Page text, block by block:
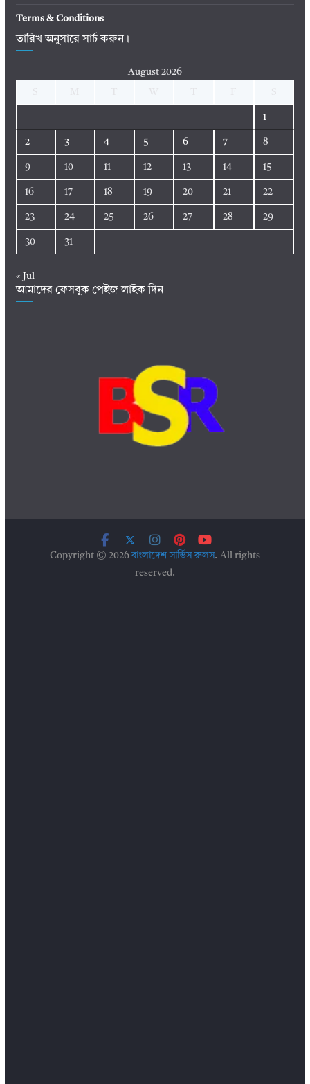
Terms & Conditions
তারিখ অনুসারে সার্চ করুন।
August 2026
1
2 3 4 5 6 7 8
9 10 11 12 13 14 15
16 17 18 19 20 21 22
23 24 25 26 27 28 29
30 31
« Jul
আমাদের ফেসবুক পেইজ লাইক দিন
Copyright © 2026বাংলাদেশ সার্ভিস রুলস. All rights
reserved.